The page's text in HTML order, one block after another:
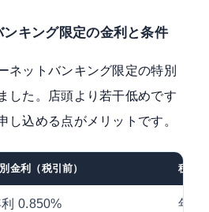
キング限定の金利と条件
ネットバンキング限定の特別
した。店頭より若干低めです
し込める点がメリットです。
金利（税引前） 税引
0.850% 年利